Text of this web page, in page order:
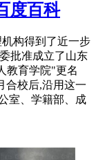
度百科
构得到了近一步
批准成立了山东
教育学院"更名
合校后,沿用这一
室、学籍部、成